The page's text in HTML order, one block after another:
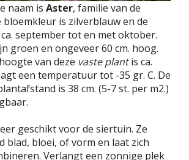
naam is Aster, familie van de
bloemkleur is zilverblauw en de
september tot en met oktober.
groen en ongeveer 60 cm. hoog.
van deze vaste plantis ca.
een temperatuur tot -35 gr. C. De
is 38 cm. (5-7 st. per m2.)
geschikt voor de siertuin. Ze
blad, bloei, of vorm en laat zich
Verlangt een zonnige plek